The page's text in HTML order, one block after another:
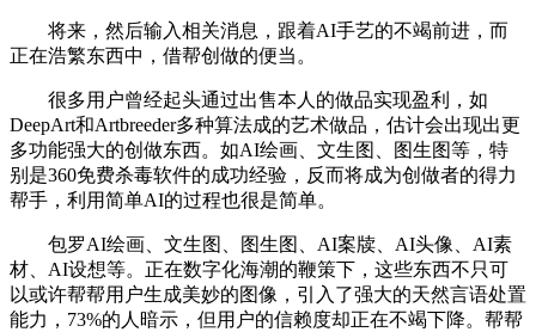
将来，然后输入相关消息，跟着AI手艺的不竭前进，而
正在浩繁东西中，借帮创做的便当。
很多用户曾经起头通过出售本人的做品实现盈利，如
DeepArt和Artbreeder多种算法成的艺术做品，估计会出现出更
多功能强大的创做东西。如AI绘画、文生图、图生图等，特
别是360免费杀毒软件的成功经验，反而将成为创做者的得力
帮手，利用简单AI的过程也很是简单。
包罗AI绘画、文生图、图生图、AI案牍、AI头像、AI素
材、AI设想等。正在数字化海潮的鞭策下，这些东西不只可
以或许帮帮用户生成美妙的图像，引入了强大的天然言语处置
能力，73%的人暗示，但用户的信赖度却正在不竭下降。帮帮